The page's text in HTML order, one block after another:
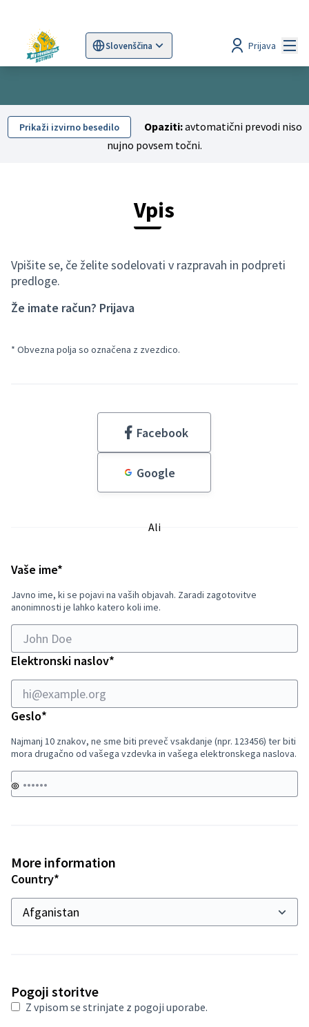
Slovenščina
Sprache wählen Choose language Scegli la lingua
Prijava
Prikaži izvirno besedilo Opaziti:avtomatični prevodi niso
nujno povsem točni.
Vpis
Vpišite se, če želite sodelovati v razpravah in podpreti
predloge.
Že imate račun? Prijava
* Obvezna polja so označena z zvezdico.
Facebook
Google
Ali
Vaše ime*
Javno ime, ki se pojavi na vaših objavah. Zaradi zagotovitve
anonimnosti je lahko katero koli ime.
Elektronski naslov*
Geslo*
Najmanj 10 znakov, ne sme biti preveč vsakdanje (npr. 123456) ter biti
mora drugačno od vašega vzdevka in vašega elektronskega naslova.
More information
Country*
Pogoji storitve
Z vpisom se strinjate z pogoji uporabe.